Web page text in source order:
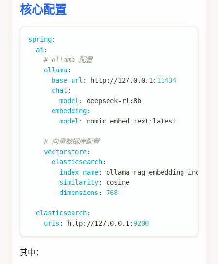
核心配置
spring:
ai :
# ollama 配置
ollama:
base-url : http: //127.0.0.1 : 11434
chat :
model : deepseek- r1 : 8b
embedding:
model : nomic-embed -text : latest
# 向量数据库配置
vectorstore:
elasticsearch:
index-name: ollama- rag-embedding-index
similarity:
cosine
dimensions : 768
elasticsearch:
uris : http: //127.0.0.1 : 9200
其中：